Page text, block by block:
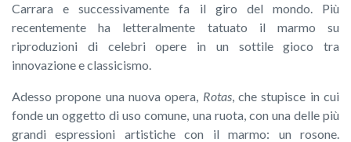
Carrara e successivamente fa il giro del mondo. Più
recentemente ha letteralmente tatuato il marmo su
riproduzioni di celebri opere in un sottile gioco tra
innovazione e classicismo.
Adesso propone una nuova opera, Rotas, che stupisce in cui
fonde un oggetto di uso comune, una ruota, con una delle più
grandi espressioni artistiche con il marmo: un rosone.